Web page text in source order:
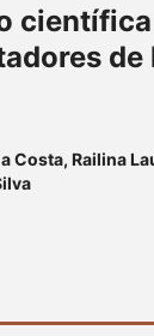
Costa, Railina